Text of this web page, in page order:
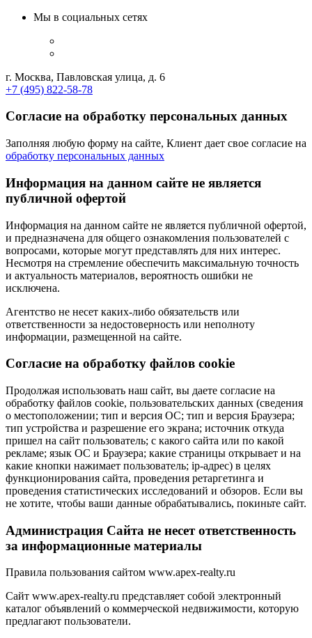
Мы в социальных сетях
г. Москва, Павловская улица, д. 6
+7 (495) 822-58-78
Согласие на обработку персональных данных
Заполняя любую форму на сайте, Клиент дает свое согласие на
обработку персональных данных
Информация на данном сайте не является
публичной офертой
Информация на данном сайте не является публичной офертой,
и предназначена для общего ознакомления пользователей с
вопросами, которые могут представлять для них интерес.
Несмотря на стремление обеспечить максимальную точность
и актуальность материалов, вероятность ошибки не
исключена.
Агентство не несет каких-либо обязательств или
ответственности за недостоверность или неполноту
информации, размещенной на сайте.
Cогласие на обработку файлов cookie
Продолжая использовать наш сайт, вы даете согласие на
обработку файлов cookie, пользовательских данных (сведения
о местоположении; тип и версия ОС; тип и версия Браузера;
тип устройства и разрешение его экрана; источник откуда
пришел на сайт пользователь; с какого сайта или по какой
рекламе; язык ОС и Браузера; какие страницы открывает и на
какие кнопки нажимает пользователь; ip-адрес) в целях
функционирования сайта, проведения ретаргетинга и
проведения статистических исследований и обзоров. Если вы
не хотите, чтобы ваши данные обрабатывались, покиньте сайт.
Администрация Сайта не несет ответственность
за информационные материалы
Правила пользования сайтом www.apex-realty.ru
Сайт www.apex-realty.ru представляет собой электронный
каталог объявлений о коммерческой недвижимости, которую
предлагают пользователи.